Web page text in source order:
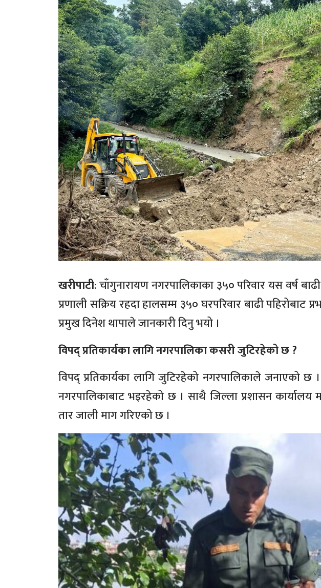
खरीपाटी: चाँगुनारायण नगरपालिकाका ३५० परिवार यस वर्ष
प्रणाली सक्रिय रहदा हालसम्म ३५० घरपरिवार बाढी पहिरोबाट
प्रमुख दिनेश थापाले जानकारी दिनु भयो ।
विपद् प्रतिकार्यका लागि नगरपालिका कसरी जुटिरहेको छ ?
विपद् प्रतिकार्यका लागि जुटिरहेको नगरपालिकाले जनाएको छ
नगरपालिकाबाट भइरहेको छ । साथै जिल्ला प्रशासन कार्यालय
तार जाली माग गरिएको छ ।